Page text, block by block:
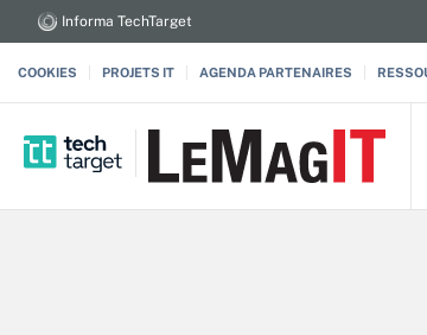
Informa TechTarget
COOKIES PROJETS IT AGENDA PARTENAIRES